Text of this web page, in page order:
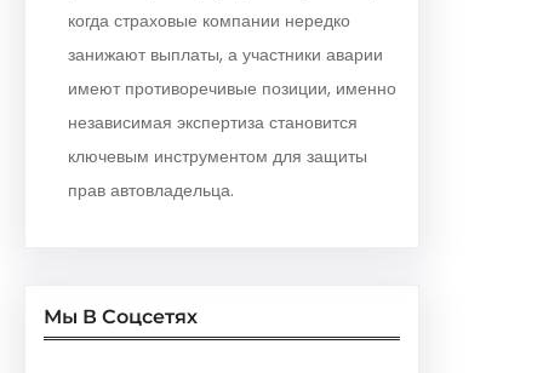
когда страховые компании нередко
занижают выплаты, а участники аварии
имеют противоречивые позиции, именно
независимая экспертиза становится
ключевым инструментом для защиты
прав автовладельца.
Мы В Соцсетях